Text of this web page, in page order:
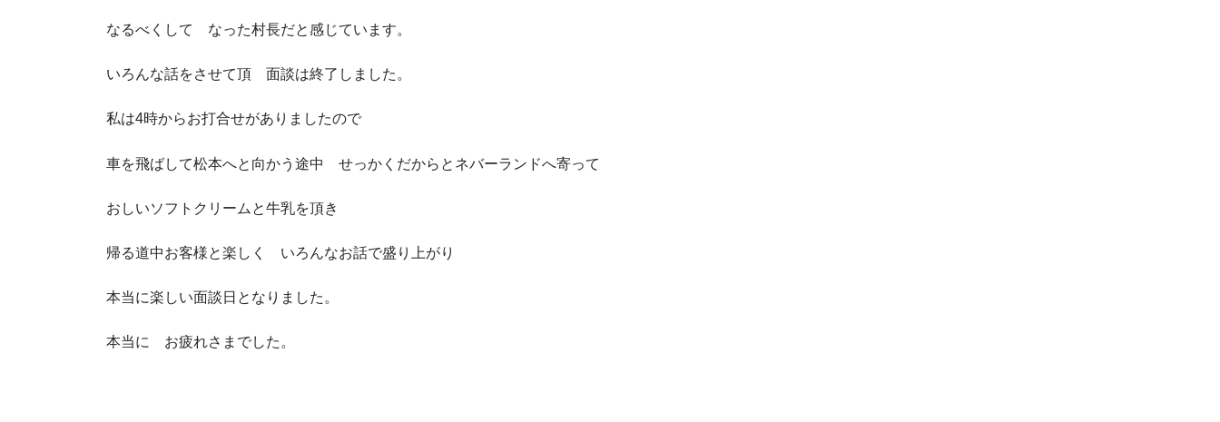
なるべくして なった村長だと感じています。
いろんな話をさせて頂 面談は終了しました。
私は4時からお打合せがありましたので
車を飛ばして松本へと向かう途中 せっかくだからとネバーランドへ寄って
おしいソフトクリームと牛乳を頂き
帰る道中お客様と楽しく いろんなお話で盛り上がり
本当に楽しい面談日となりました。
本当に お疲れさまでした。